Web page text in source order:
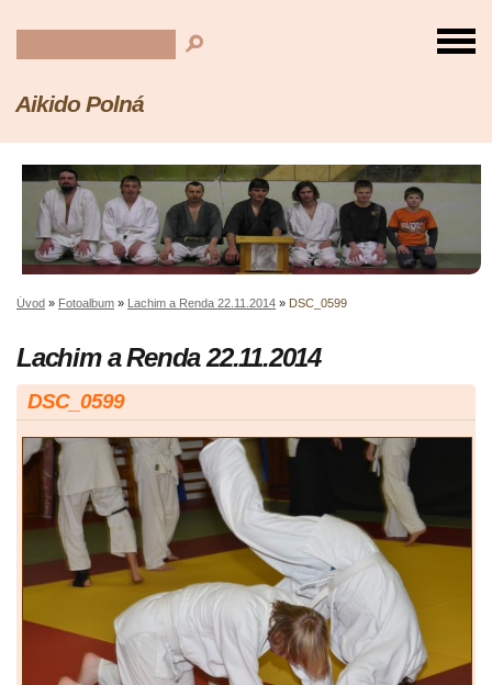
Aikido Polná
Úvod » Fotoalbum » Lachim a Renda 22.11.2014 » DSC_0599
Lachim a Renda 22.11.2014
DSC_0599